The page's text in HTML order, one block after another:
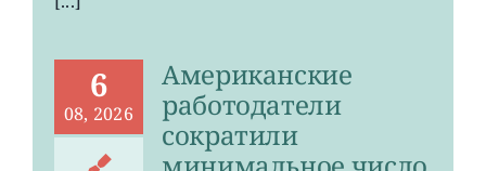
6
08, 2026
Американские
работодатели
сократили